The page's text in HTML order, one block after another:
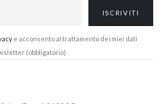
e acconsento al trattamento dei miei dati
(obbligatorio)